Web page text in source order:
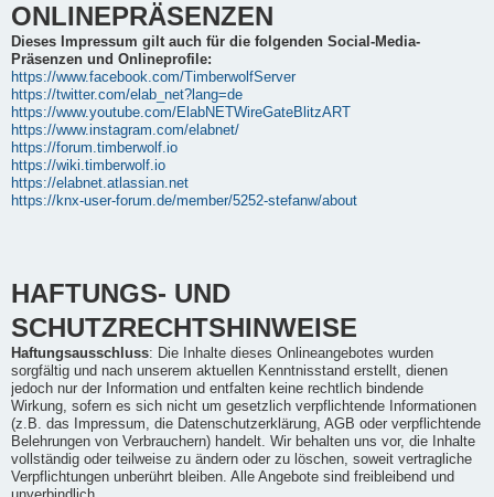
ONLINEPRÄSENZEN
Dieses Impressum gilt auch für die folgenden Social-Media-
Präsenzen und Onlineprofile:
https://www.facebook.com/TimberwolfServer
https://twitter.com/elab_net?lang=de
https://www.youtube.com/ElabNETWireGateBlitzART
https://www.instagram.com/elabnet/
https://forum.timberwolf.io
https://wiki.timberwolf.io
https://elabnet.atlassian.net
https://knx-user-forum.de/member/5252-stefanw/about
HAFTUNGS- UND
SCHUTZRECHTSHINWEISE
Haftungsausschluss: Die Inhalte dieses Onlineangebotes wurden
sorgfältig und nach unserem aktuellen Kenntnisstand erstellt, dienen
jedoch nur der Information und entfalten keine rechtlich bindende
Wirkung, sofern es sich nicht um gesetzlich verpflichtende Informationen
(z.B. das Impressum, die Datenschutzerklärung, AGB oder verpflichtende
Belehrungen von Verbrauchern) handelt. Wir behalten uns vor, die Inhalte
vollständig oder teilweise zu ändern oder zu löschen, soweit vertragliche
Verpflichtungen unberührt bleiben. Alle Angebote sind freibleibend und